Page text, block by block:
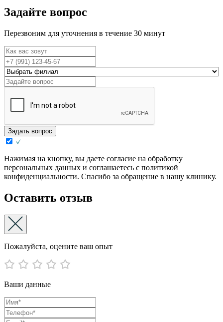
Задайте вопрос
Перезвоним для уточнения в течение 30 минут
Задать вопрос
Нажимая на кнопку, вы даете согласие на обработку
персональных данных и соглашаетесь с политикой
конфиденциальности. Спасибо за обращение в нашу клинику.
Оставить отзыв
Пожалуйста, оцените ваш опыт
Ваши данные